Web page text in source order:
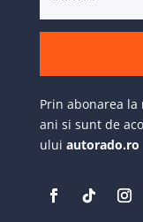
Prin abonarea
ani si sunt de
ului autorado.ro